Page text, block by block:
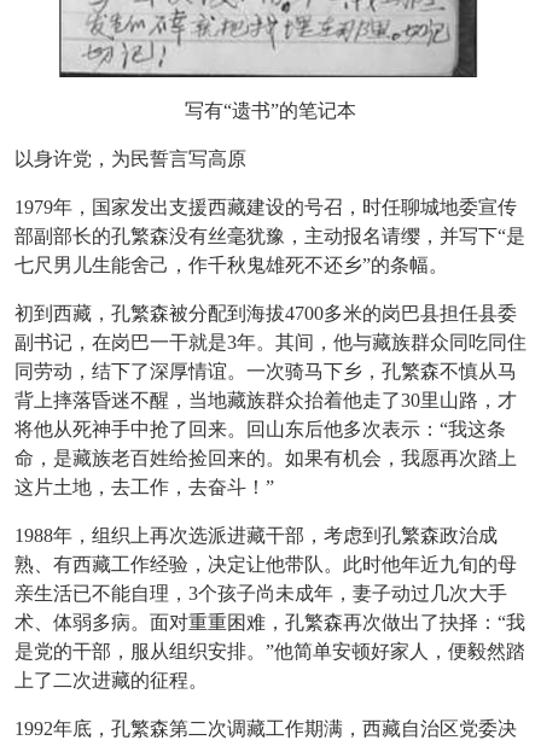
写有“遗书”的笔记本
以身许党，为民誓言写高原
1979年，国家发出支援西藏建设的号召，时任聊城地委宣传
部副部长的孔繁森没有丝毫犹豫，主动报名请缨，并写下“是
七尺男儿生能舍己，作千秋鬼雄死不还乡”的条幅。
初到西藏，孔繁森被分配到海拔4700多米的岗巴县担任县委
副书记，在岗巴一干就是3年。其间，他与藏族群众同吃同住
同劳动，结下了深厚情谊。一次骑马下乡，孔繁森不慎从马
背上摔落昏迷不醒，当地藏族群众抬着他走了30里山路，才
将他从死神手中抢了回来。回山东后他多次表示：“我这条
命，是藏族老百姓给捡回来的。如果有机会，我愿再次踏上
这片土地，去工作，去奋斗！”
1988年，组织上再次选派进藏干部，考虑到孔繁森政治成
熟、有西藏工作经验，决定让他带队。此时他年近九旬的母
亲生活已不能自理，3个孩子尚未成年，妻子动过几次大手
术、体弱多病。面对重重困难，孔繁森再次做出了抉择：“我
是党的干部，服从组织安排。”他简单安顿好家人，便毅然踏
上了二次进藏的征程。
1992年底，孔繁森第二次调藏工作期满，西藏自治区党委决